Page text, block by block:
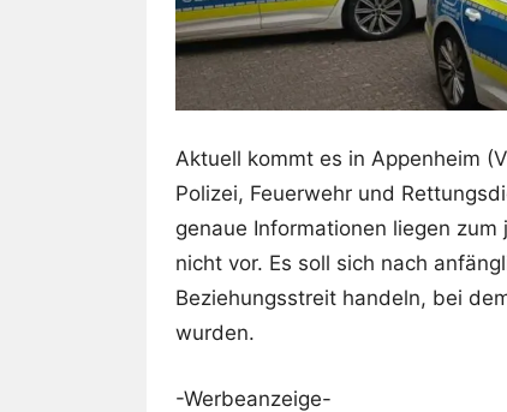
Aktuell kommt es in Appenheim
Polizei, Feuerwehr und
genaue Informationen liegen
nicht vor. Es soll sich nach
Beziehungsstreit handeln, bei
wurden.
-Werbeanzeige-